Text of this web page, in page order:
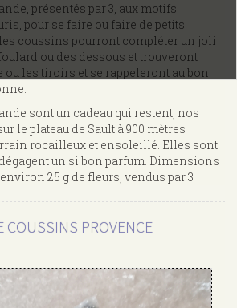
présentés par 3, aux motifs
pour se faire ou faire de petits
les coussins pourront compléter un joli
ou des dessous et trouveront
les tiroirs et se rappeleront au bon
sont un cadeau qui restent, nos
le plateau de Sault à 900 mètres
rocailleux et ensoleillé. Elles sont
un si bon parfum. Dimensions
25 g de fleurs, vendus par 3
PROVENCE